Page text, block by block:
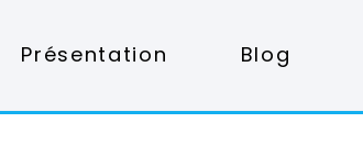
Présentation Blog